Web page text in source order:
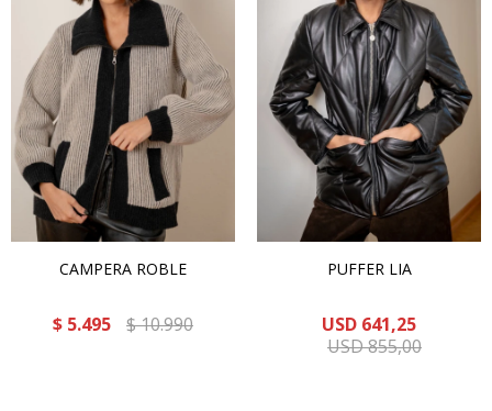
CAMPERA ROBLE
$ 5.495 $10.990
PUFFER LIA
USD 641,25
USD855,00